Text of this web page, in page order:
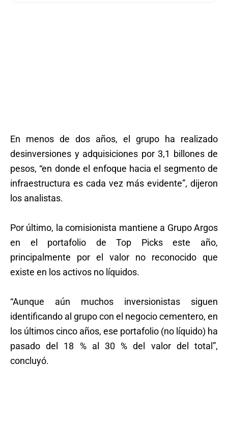
En menos de dos años, el grupo ha realizado
desinversiones y adquisiciones por 3,1 billones de
pesos, “en donde el enfoque hacia el segmento de
infraestructura es cada vez más evidente”, dijeron
los analistas.
Por último, la comisionista mantiene a Grupo Argos
en el portafolio de Top Picks este año,
principalmente por el valor no reconocido que
existe en los activos no líquidos.
“Aunque aún muchos inversionistas siguen
identificando al grupo con el negocio cementero, en
los últimos cinco años, ese portafolio (no líquido) ha
pasado del 18 % al 30 % del valor del total”,
concluyó.